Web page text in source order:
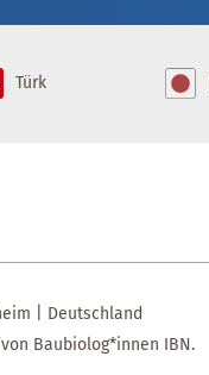
Türk
| Deutschland
Baubiolog*innen IBN.